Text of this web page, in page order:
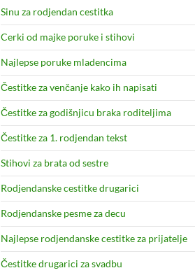
Sinu za rodjendan cestitka
Cerki od majke poruke i stihovi
Najlepse poruke mladencima
Čestitke za venčanje kako ih napisati
Čestitke za godišnjicu braka roditeljima
Čestitke za 1. rodjendan tekst
Stihovi za brata od sestre
Rodjendanske cestitke drugarici
Rodjendanske pesme za decu
Najlepse rodjendanske cestitke za prijatelje
Čestitke drugarici za svadbu